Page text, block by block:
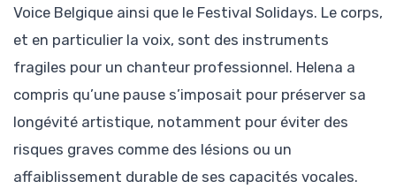
Voice Belgique ainsi que le Festival Solidays. Le corps,
et en particulier la voix, sont des instruments
fragiles pour un chanteur professionnel. Helena a
compris qu’une pause s’imposait pour préserver sa
longévité artistique, notamment pour éviter des
risques graves comme des lésions ou un
affaiblissement durable de ses capacités vocales.